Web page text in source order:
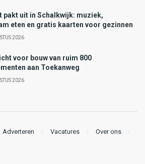
pakt uit in Schalkwijk: muziek,
eten en gratis kaarten voor gezinnen
2026
voor bouw van ruim 800
aan Toekanweg
2026
Adverteren Vacatures
Over ons